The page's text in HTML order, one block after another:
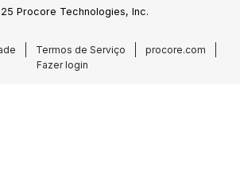
Procore Technologies, Inc.
Termos de Serviço
procore.com
Fazer login